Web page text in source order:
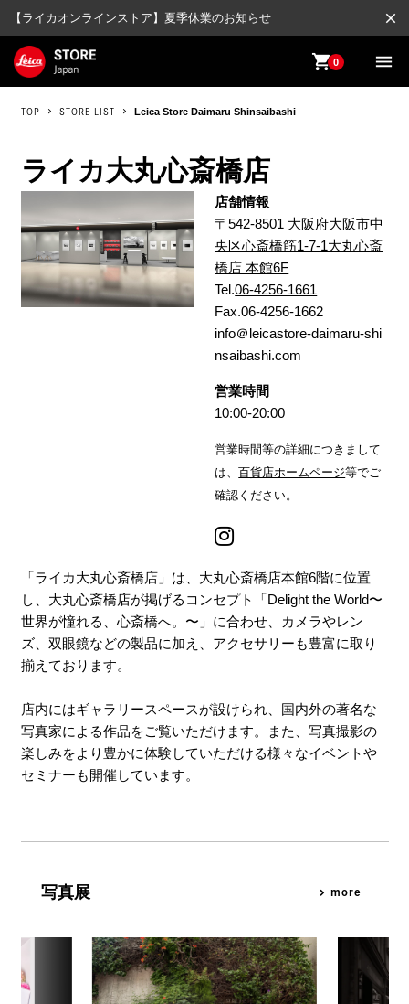
【ライカオンラインストア】夏季休業のお知らせ close
shopping_cart0 menu
TOP STORE LIST Leica Store Daimaru Shinsaibashi
ライカ大丸心斎橋店
店舗情報
〒542-8501 大阪府大阪市中
央区心斎橋筋1-7-1大丸心斎
橋店 本館6F
Tel.06-4256-1661
Fax.06-4256-1662
info＠leicastore-daimaru-shi
nsaibashi.com
営業時間
10:00-20:00
営業時間等の詳細につきまして
は、百貨店ホームページ等でご
確認ください。
「ライカ大丸心斎橋店」は、大丸心斎橋店本館6階に位置
し、大丸心斎橋店が掲げるコンセプト「Delight the World〜
世界が憧れる、心斎橋へ。〜」に合わせ、カメラやレン
ズ、双眼鏡などの製品に加え、アクセサリーも豊富に取り
揃えております。
店内にはギャラリースペースが設けられ、国内外の著名な
写真家による作品をご覧いただけます。また、写真撮影の
楽しみをより豊かに体験していただける様々なイベントや
セミナーも開催しています。
写真展 more